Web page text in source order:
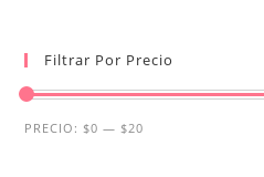
Filtrar Por Precio
Precio
Precio
PRECIO: $0 — $20